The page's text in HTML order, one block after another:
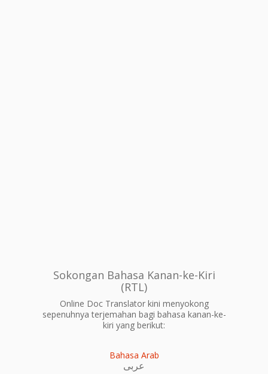
Sokongan Bahasa Kanan-ke-Kiri
(RTL)
Online Doc Translator kini menyokong
sepenuhnya terjemahan bagi bahasa kanan-ke-
kiri yang berikut:
Bahasa Arab
عربى